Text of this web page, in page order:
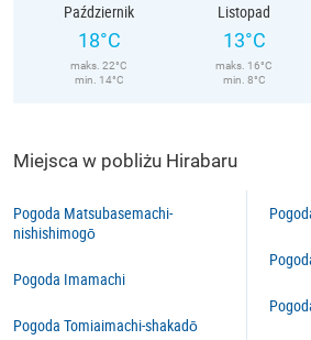
Październik
18°C
maks. 22°C
min. 14°C
Listopad
13°C
maks. 16°C
min. 8°C
Miejsca w pobliżu Hirabaru
Pogoda Matsubasemachi-
nishishimogō
Pogoda Imamachi
Pogoda Tomiaimachi-shakadō